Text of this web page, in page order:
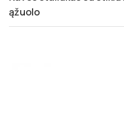
ąžuolo